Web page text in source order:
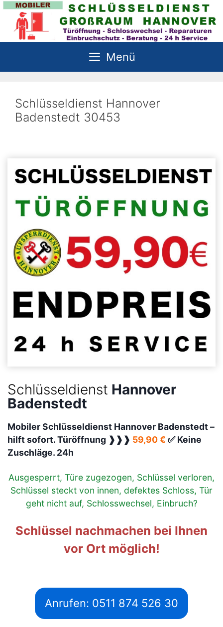
Zum
Inhalt
springen
Menü
Schlüsseldienst Hannover
Badenstedt 30453
Schlüsseldienst Hannover
Badenstedt
Mobiler Schlüsseldienst Hannover Badenstedt –
hilft sofort. Türöffnung ❱❱❱ 59,90 € ✅ Keine
Zuschläge. 24h
Ausgesperrt, Türe zugezogen, Schlüssel verloren,
Schlüssel steckt von innen, defektes Schloss, Tür
geht nicht auf, Schlosswechsel, Einbruch?
Schlüssel nachmachen bei Ihnen
vor Ort möglich!
Anrufen: 0511 874 526 30